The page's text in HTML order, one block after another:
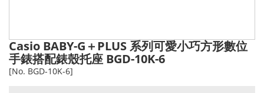
Casio BABY-G＋PLUS 系列可愛小巧方形數位
手錶搭配錶殼托座 BGD-10K-6
[No. BGD-10K-6]